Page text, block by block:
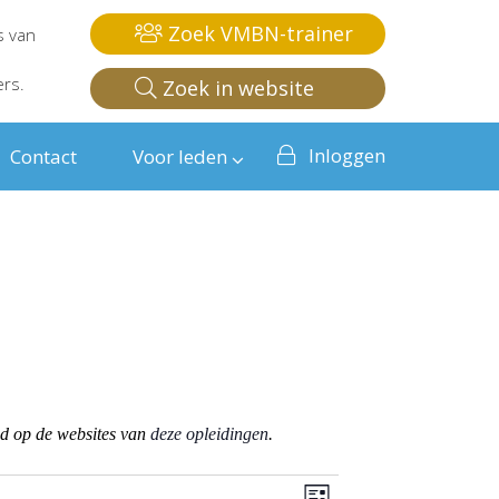
van
Zoek VMBN-trainer
Zoek in website
Contact Voor leden Inloggen
op de websites van deze opleidingen.
Evenement